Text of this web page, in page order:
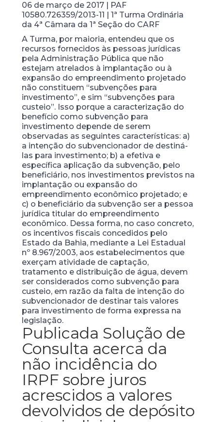
06 de março de 2017 | PAF
10580.726359/2013-11 | 1ª Turma Ordinária
da 4ª Câmara da 1ª Seção do CARF
A Turma, por maioria, entendeu que os
recursos fornecidos às pessoas jurídicas
pela Administração Pública que não
estejam atrelados à implantação ou à
expansão do empreendimento projetado
não constituem “subvenções para
investimento”, e sim “subvenções para
custeio”. Isso porque a caracterização do
benefício como subvenção para
investimento depende de serem
observadas as seguintes características: a)
a intenção do subvencionador de destiná­-
las para investimento; b) a efetiva e
específica aplicação da subvenção, pelo
beneficiário, nos investimentos previstos na
implantação ou expansão do
empreendimento econômico projetado; e
c) o beneficiário da subvenção ser a pessoa
jurídica titular do empreendimento
econômico. Dessa forma, no caso concreto,
os incentivos fiscais concedidos pelo
Estado da Bahia, mediante a Lei Estadual
nº 8.967/2003, aos estabelecimentos que
exerçam atividade de captação,
tratamento e distribuição de água, devem
ser considerados como subvenção para
custeio, em razão da falta de intenção do
subvencionador de destinar tais valores
para investimento de forma expressa na
legislação.
Publicada Solução de
Consulta acerca da
não incidência do
IRPF sobre juros
acrescidos a valores
devolvidos de depósito